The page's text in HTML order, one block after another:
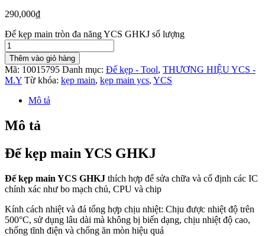
290,000₫
Đế kẹp main tròn đa năng YCS GHKJ số lượng
Thêm vào giỏ hàng
Mã: 10015795 Danh mục: Đế kẹp - Tool, THƯƠNG HIỆU YCS -
M.Y Từ khóa: kẹp main, kẹp main ycs, YCS
Mô tả
Mô tả
Đế kẹp main YCS GHKJ
Đế kẹp main YCS GHKJ thích hợp để sửa chữa và cố định các IC
chính xác như bo mạch chủ, CPU và chip
Kính cách nhiệt và đá tổng hợp chịu nhiệt: Chịu được nhiệt độ trên
500°C, sử dụng lâu dài mà không bị biến dạng, chịu nhiệt độ cao,
chống tĩnh điện và chống ăn mòn hiệu quả